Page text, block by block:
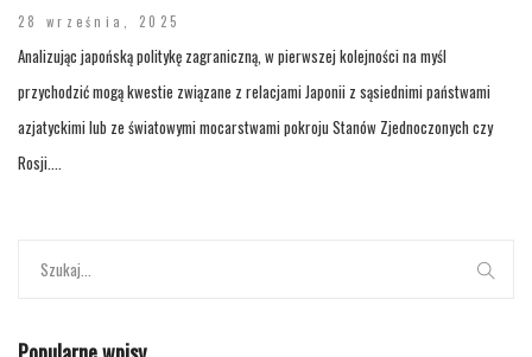
28 września, 2025
Analizując japońską politykę zagraniczną, w pierwszej kolejności na myśl
przychodzić mogą kwestie związane z relacjami Japonii z sąsiednimi państwami
azjatyckimi lub ze światowymi mocarstwami pokroju Stanów Zjednoczonych czy
Rosji....